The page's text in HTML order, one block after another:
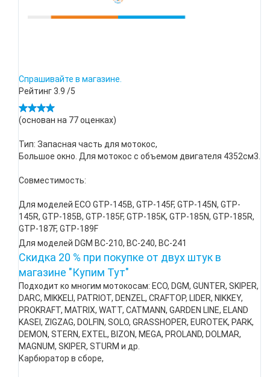
Спрашивайте в магазине.
Рейтинг3.9 /5
(основан на 77оценках)
Тип: Запасная часть для мотокос,
Большое окно. Для мотокос с объемом двигателя 4352см3.
Совместимость:
Для моделей ECO GTP-145B, GTP-145F, GTP-145N, GTP-
145R, GTP-185B, GTP-185F, GTP-185K, GTP-185N, GTP-185R,
GTP-187F, GTP-189F
Для моделей DGM BC-210, BC-240, BC-241
Скидка 20 % при покупке от двух штук в
магазине "Купим Тут"
Подходит ко многим мотокосам: ECO, DGM, GUNTER, SKIPER,
DARC, MIKKELI, PATRIOT, DENZEL, CRAFTOP, LIDER, NIKKEY,
PROKRAFT, MATRIX, WATT, CATMANN, GARDEN LINE, ELAND
KASEI, ZIGZAG, DOLFIN, SOLO, GRASSHOPER, EUROTEK, PARK,
DEMON, STERN, EXTEL, BIZON, MEGA, PROLAND, DOLMAR,
MAGNUM, SKIPER, STURM и др.
Карбюратор в сборе,